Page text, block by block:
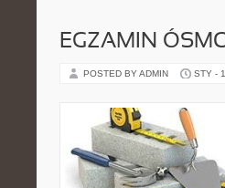
EGZAMIN
POSTED BY ADMIN STY -